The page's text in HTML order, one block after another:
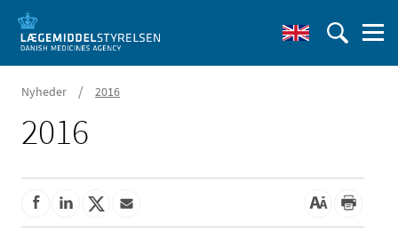
Nyheder / 2016
2016